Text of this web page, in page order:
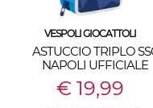
VESPOLI GIOCATTOLI
ASTUCCIO TRIPLO
NAPOLI UFFICIALE
€ 19,99